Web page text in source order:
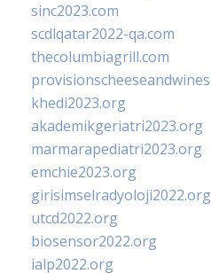
sinc2023.com
scdlqatar2022-qa.com
thecolumbiagrill.com
khedi2023.org
akademikgeriatri2023.org
marmarapediatri2023.org
emchie2023.org
girisimselradyoloji2022.org
utcd2022.org
biosensor2022.org
ialp2022.org